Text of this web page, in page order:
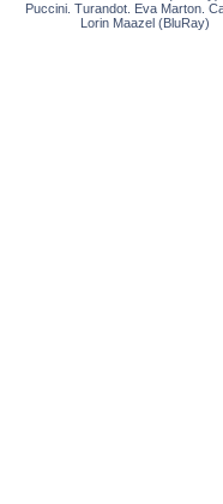
Puccini. Turandot. Eva Marton.
Lorin Maazel (BluRay)